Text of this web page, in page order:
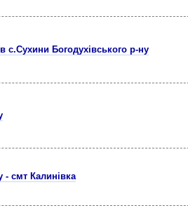
с.Сухини Богодухівського р-ну
- смт Калинівка